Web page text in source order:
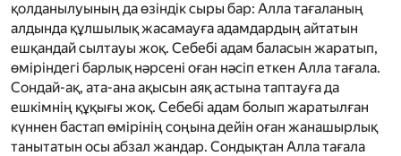
қолданылуының да өзіндік сыры бар: Алла тағаланың
алдында құлшылық жасамауға адамдардың айтатын
ешқандай сылтауы жоқ. Себебі адам баласын жаратып,
өміріндегі барлық нәрсені оған нәсіп еткен Алла тағала.
Сондай-ақ, ата-ана ақысын аяқ астына таптауға да
ешкімнің құқығы жоқ. Себебі адам болып жаратылған
күннен бастап өмірінің соңына дейін оған жанашырлық
танытатын осы абзал жандар. Сондықтан Алла тағала